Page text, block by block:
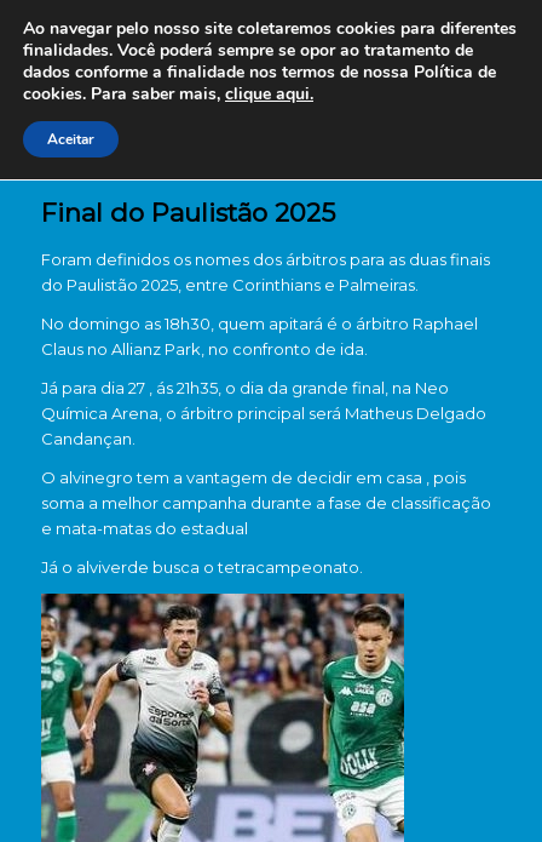
Final do Paulistão 2025
Foram definidos os nomes dos árbitros para as duas finais
do Paulistão 2025, entre Corinthians e Palmeiras.
No domingo as 18h30, quem apitará é o árbitro Raphael
Claus no Allianz Park, no confronto de ida.
Já para dia 27 , ás 21h35, o dia da grande final, na Neo
Química Arena, o árbitro principal será Matheus Delgado
Candançan.
O alvinegro tem a vantagem de decidir em casa , pois
soma a melhor campanha durante a fase de classificação
e mata-matas do estadual
Já o alviverde busca o tetracampeonato.
Ao navegar pelo nosso site coletaremos cookies para diferentes
finalidades. Você poderá sempre se opor ao tratamento de
dados conforme a finalidade nos termos de nossa Política de
cookies. Para saber mais, clique aqui.
Aceitar